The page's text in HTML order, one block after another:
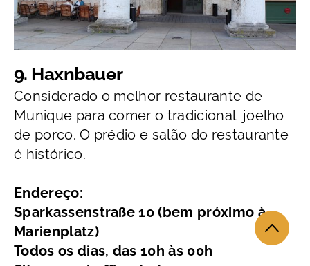
9. Haxnbauer
Considerado o melhor restaurante de
Munique para comer o tradicional joelho
de porco. O prédio e salão do restaurante
é histórico.
Endereço:
Sparkassenstraße 10 (bem próximo à
Marienplatz)
Todos os dias, das 10h às 00h